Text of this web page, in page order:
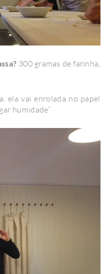
300 gramas de farinha,
ela vai enrolada no papel
humidade”.